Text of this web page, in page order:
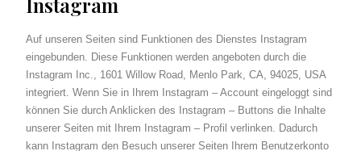
Auf unseren Seiten sind Funktionen des Dienstes Instagram
eingebunden. Diese Funktionen werden angeboten durch die
Instagram Inc., 1601 Willow Road, Menlo Park, CA, 94025, USA
integriert. Wenn Sie in Ihrem Instagram – Account eingeloggt sind
können Sie durch Anklicken des Instagram – Buttons die Inhalte
unserer Seiten mit Ihrem Instagram – Profil verlinken. Dadurch
kann Instagram den Besuch unserer Seiten Ihrem Benutzerkonto